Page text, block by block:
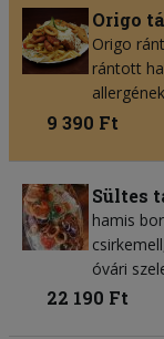
Origo
Origo
rántott
9 390 Ft
Sültes
hamis
óvári
22 190 Ft